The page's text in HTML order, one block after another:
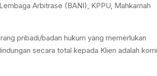
Arbitrase (BANI), KPPU, Mahkamah
pribadi/badan hukum yang memerlukan
secara total kepada Klien adalah